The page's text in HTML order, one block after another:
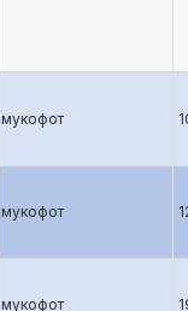
мукофот
мукофот
мукофот